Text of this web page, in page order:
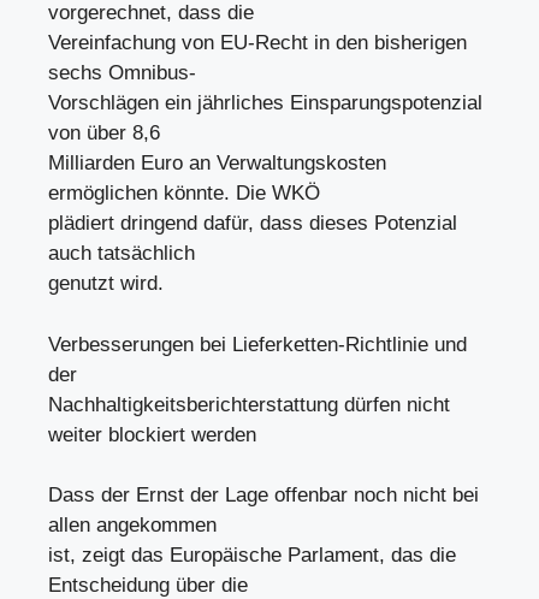
vorgerechnet, dass die
Vereinfachung von EU-Recht in den bisherigen
sechs Omnibus-
Vorschlägen ein jährliches Einsparungspotenzial
von über 8,6
Milliarden Euro an Verwaltungskosten
ermöglichen könnte. Die WKÖ
plädiert dringend dafür, dass dieses Potenzial
auch tatsächlich
genutzt wird.
Verbesserungen bei Lieferketten-Richtlinie und
der
Nachhaltigkeitsberichterstattung dürfen nicht
weiter blockiert werden
Dass der Ernst der Lage offenbar noch nicht bei
allen angekommen
ist, zeigt das Europäische Parlament, das die
Entscheidung über die